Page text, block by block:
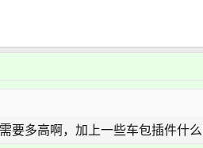
要多高啊，加上一些车包插件什